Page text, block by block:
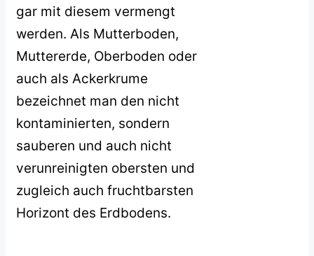
gar mit diesem vermengt
werden. Als Mutterboden,
Muttererde, Oberboden oder
auch als Ackerkrume
bezeichnet man den nicht
kontaminierten, sondern
sauberen und auch nicht
verunreinigten obersten und
zugleich auch fruchtbarsten
Horizont des Erdbodens.